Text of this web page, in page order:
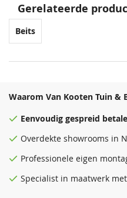
Gerelateerde
Beits
Waarom Van Kooten Tuin &
Eenvoudig gespreid
Overdekte showrooms in
Professionele eigen
Specialist in maatwerk